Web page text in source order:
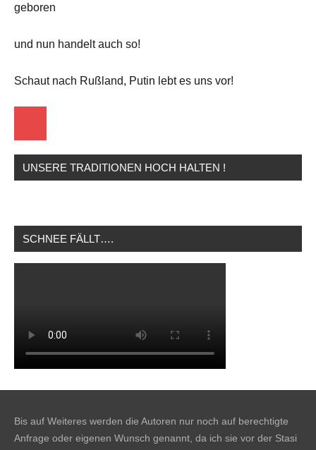
geboren
und nun handelt auch so!
Schaut nach Rußland, Putin lebt es uns vor!
UNSERE TRADITIONEN HOCH HALTEN !
SCHNEE FÄLLT….
Bis auf Weiteres werden die Autoren nur noch auf berechtigte
Anfrage oder eigenen Wunsch genannt, da ich sie vor der Stasi